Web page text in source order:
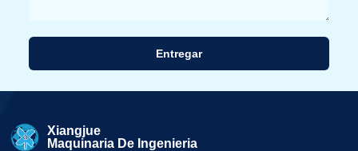
Entregar
Xiangjue
Maquinaria De Ingenieria